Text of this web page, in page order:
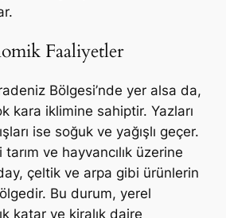
Faaliyetler
Bölgesi’nde yer alsa da,
kara iklimine sahiptir. Yazları
ise soğuk ve yağışlı geçer.
ve hayvancılık üzerine
çeltik ve arpa gibi ürünlerin
Bu durum, yerel
katar ve kiralık daire